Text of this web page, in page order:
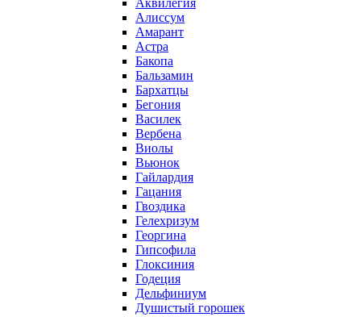
Аквилегия
Алиссум
Амарант
Астра
Бакопа
Бальзамин
Бархатцы
Бегония
Василек
Вербена
Виолы
Вьюнок
Гайлардия
Гацания
Гвоздика
Гелехризум
Георгина
Гипсофила
Глоксиния
Годеция
Дельфиниум
Душистый горошек